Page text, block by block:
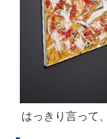
はっきり言って